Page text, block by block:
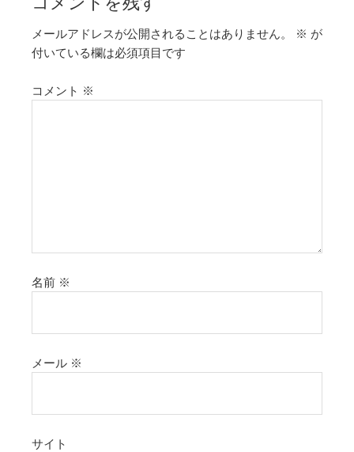
メールアドレスが公開されることはありません。 ※ が
付いている欄は必須項目です
コメント ※
名前 ※
メール ※
サイト